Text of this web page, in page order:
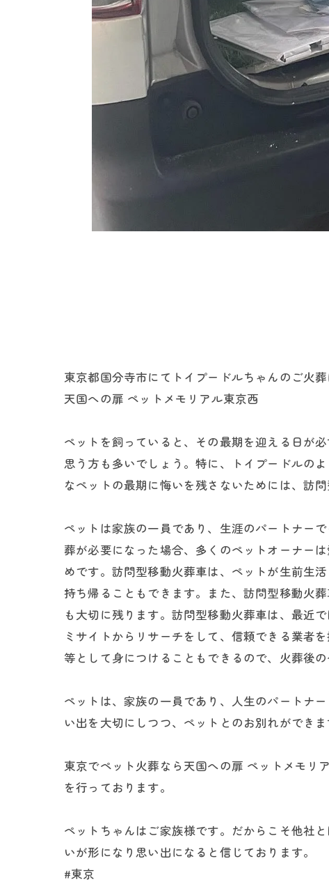
東京都国分寺市にてトイプードルちゃんのご火
天国への扉 ペットメモリアル東京西
ペットを飼っていると、その最期を迎える日が
思う方も多いでしょう。特に、トイプードルの
なペットの最期に悔いを残さないためには、訪
ペットは家族の一員であり、生涯のパートナー
葬が必要になった場合、多くのペットオーナー
めです。訪問型移動火葬車は、ペットが生前生
持ち帰ることもできます。また、訪問型移動火
も大切に残ります。訪問型移動火葬車は、最近
ミサイトからリサーチをして、信頼できる業者
等として身につけることもできるので、火葬後
ペットは、家族の一員であり、人生のパートナ
い出を大切にしつつ、ペットとのお別れができ
東京でペット火葬なら天国への扉 ペットメモリ
を行っております。
ペットちゃんはご家族様です。だからこそ他社
いが形になり思い出になると信じております。
#東京